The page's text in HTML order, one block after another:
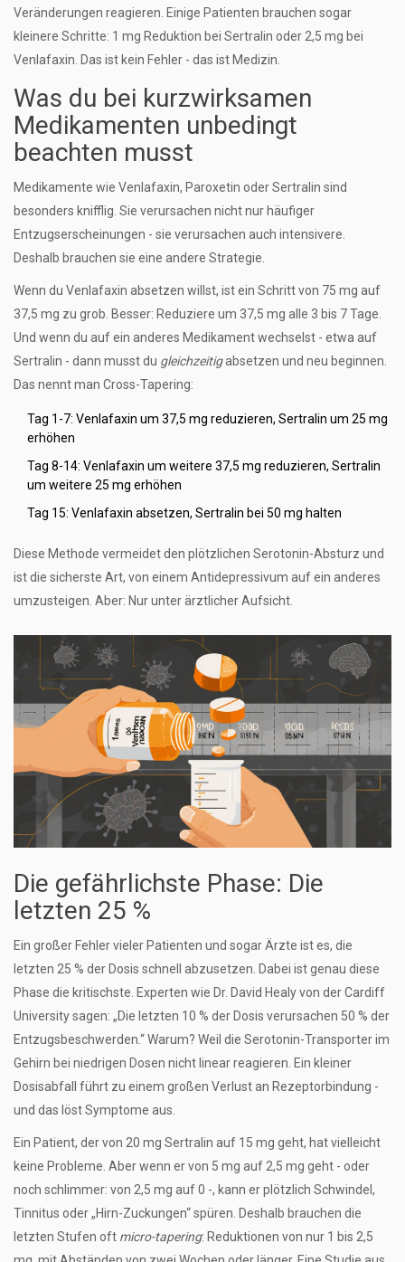
Veränderungen reagieren. Einige Patienten brauchen sogar
kleinere Schritte: 1 mg Reduktion bei Sertralin oder 2,5 mg bei
Venlafaxin. Das ist kein Fehler - das ist Medizin.
Was du bei kurzwirksamen
Medikamenten unbedingt
beachten musst
Medikamente wie Venlafaxin, Paroxetin oder Sertralin sind
besonders knifflig. Sie verursachen nicht nur häufiger
Entzugserscheinungen - sie verursachen auch intensivere.
Deshalb brauchen sie eine andere Strategie.
Wenn du Venlafaxin absetzen willst, ist ein Schritt von 75 mg auf
37,5 mg zu grob. Besser: Reduziere um 37,5 mg alle 3 bis 7 Tage.
Und wenn du auf ein anderes Medikament wechselst - etwa auf
Sertralin - dann musst du gleichzeitigabsetzen und neu beginnen.
Das nennt man Cross-Tapering:
Tag 1-7: Venlafaxin um 37,5 mg reduzieren, Sertralin um 25 mg
erhöhen
Tag 8-14: Venlafaxin um weitere 37,5 mg reduzieren, Sertralin
um weitere 25 mg erhöhen
Tag 15: Venlafaxin absetzen, Sertralin bei 50 mg halten
Diese Methode vermeidet den plötzlichen Serotonin-Absturz und
ist die sicherste Art, von einem Antidepressivum auf ein anderes
umzusteigen. Aber: Nur unter ärztlicher Aufsicht.
Die gefährlichste Phase: Die
letzten 25 %
Ein großer Fehler vieler Patienten und sogar Ärzte ist es, die
letzten 25 % der Dosis schnell abzusetzen. Dabei ist genau diese
Phase die kritischste. Experten wie Dr. David Healy von der Cardiff
University sagen: „Die letzten 10 % der Dosis verursachen 50 % der
Entzugsbeschwerden.“ Warum? Weil die Serotonin-Transporter im
Gehirn bei niedrigen Dosen nicht linear reagieren. Ein kleiner
Dosisabfall führt zu einem großen Verlust an Rezeptorbindung -
und das löst Symptome aus.
Ein Patient, der von 20 mg Sertralin auf 15 mg geht, hat vielleicht
keine Probleme. Aber wenn er von 5 mg auf 2,5 mg geht - oder
noch schlimmer: von 2,5 mg auf 0 -, kann er plötzlich Schwindel,
Tinnitus oder „Hirn-Zuckungen“ spüren. Deshalb brauchen die
letzten Stufen oft micro-tapering: Reduktionen von nur 1 bis 2,5